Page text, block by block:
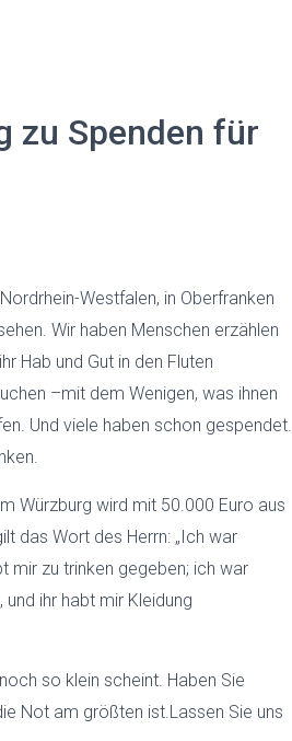
zu Spenden für
Westfalen, in Oberfranken
Wir haben Menschen erzählen
Hab und Gut in den Fluten
–mit dem Wenigen, was ihnen
Und viele haben schon gespendet.
Würzburg wird mit 50.000 Euro aus
das Wort des Herrn: „Ich war
mir zu trinken gegeben; ich war
ihr habt mir Kleidung
so klein scheint. Haben Sie
Not am größten ist.Lassen Sie uns